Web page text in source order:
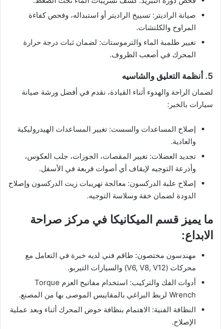
صيانة الراديتر: تسييخ الراديتر أو استبداله، وفحص كفاءة
المراوح والكلتشات.
تغيير طلمبة الماء والترموستات: لضمان ثبات درجة حرارة
المحرك في أصعب الظروف.
5. أنظمة التعليق والشاسيه
لضمان الراحة والهدوء أثناء القيادة، نقدم في أفضل ورشة صيانة
سيارات بالخبر:
إصلاح المساعدات والسست: تغيير المساعدات الهيدروليكية
والعادية.
تجديد العضلات: تغيير المقصات، الجوزات، جلب العكوس،
وأذرعة التوجيه لإيقاف أي أصوات قربعة في الأسفل.
إصلاح علبة الدركسون: معالجة تهريبات زيت الدركسون وإصلاح
الدودة لضمان خفة وسلاسة التوجيه.
ما يميز قسم الميكانيكا في مركز صراحة
الابداع:
مهندسون مختصون: طاقم فني لديه خبرة في التعامل مع
محركات (V6, V8, V12) والسيارات التيربو.
أدوات الفك والتركيب: استخدام مفاتيح العزم Torque
Wrench لربط البراغي بالمقاييس الموصى بها من المصنع.
النظافة الفنية: الاهتمام بنظافة حوض المحرك أثناء وبعد عملية
الإصلاح.